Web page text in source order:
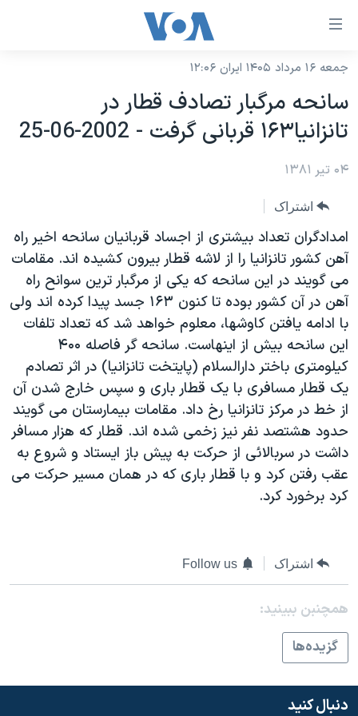
لینکهای
دسترسی
جهش
محتوای
اصلی
جهش
صفحه
اصلی
جهش
به
جستجو
نسخه سبک وب‌سایت
موضوع ها
ایران
آمریکا
جهان
ورزشی
گزیده‌ها
ویژه برنامه‌ها
ویدیوها
فرهنگ و زندگی
حقوق شهروندی
اقتصادی
علم و فناوری
اسرائیل در جنگ
برنامه های تلویزیونی
جدول برنامه ها
صفحه‌های ویژه
جام جهانی ۲۰۲۶
عملیات خشم حماسی
۲۵۰سالگی آمریکا
بایگانی برنامه‌های تلویزیونی
مستندها
انتخابات ریاست جمهوری آمریکا ۲۰۲۴
حمله جمهوری اسلامی به اسرائیل
رمز مهسا
ورزش زنان در ایران
تریبونال مردمی آبان ۹۸
دادگاه حمید نوری
چهل سال گروگان‌گیری
قانون شفافیت دارائی کادر رهبری ایران
اعتراضات مردمی آبان ۹۸
فرکانس‌های صدای آمریکا
پخش رادیویی
یادگیری زبان انگلیسی
دنبال کنید
زبانهای مختلف
جمعه ۱۶ مرداد ۱۴۰۵ ایران ۱۲:۰۶
سانحه مرگبار تصادف قطار در
تانزانيا۱۶۳ قربانی گرفت - 2002-06-25
۰۴ تیر ۱۳۸۱
اشتراک
امدادگران تعداد بيشتری از اجساد قربانيان سانحه اخير راه
آهن کشور تانزانيا را از لاشه قطار بيرون کشيده اند. مقامات
می گويند در اين سانحه که يکی از مرگبار ترين سوانح راه
آهن در آن کشور بوده تا کنون ۱۶۳ جسد پيدا کرده اند ولی
با ادامه يافتن کاوشها، معلوم خواهد شد که تعداد تلفات
اين سانحه بيش از اينهاست. سانحه گر فاصله ۴۰۰
کيلومتری باختر دارالسلام (پايتخت تانزانيا) در اثر تصادم
يک قطار مسافری با يک قطار باری و سپس خارج شدن آن
از خط در مرکز تانزانيا رخ داد. مقامات بيمارستان می گويند
حدود هشتصد نفر نيز زخمی شده اند. قطار که هزار مسافر
داشت در سربالائی از حرکت به پيش باز ايستاد و شروع به
عقب رفتن کرد و با قطار باری که در همان مسير حرکت می
کرد برخورد کرد.
اشتراک Follow us
همچنبن ببینید:
گزيده‌ها
دنبال کنید